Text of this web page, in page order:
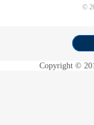
©
Copyright ©